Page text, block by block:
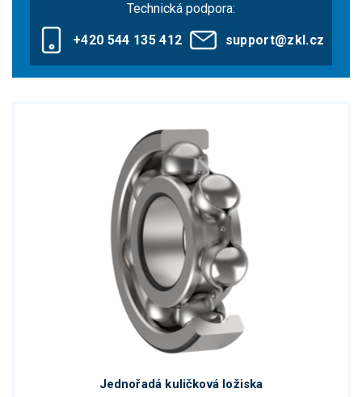
Technická podpora:
+420 544 135 412 support@zkl.cz
Jednořadá kuličková ložiska